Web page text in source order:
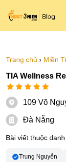
Trang chủ › Miền
TIA Wellness
109 Võ
Đà Nẵng
Bài viết thuộc
Trung Nguyễn